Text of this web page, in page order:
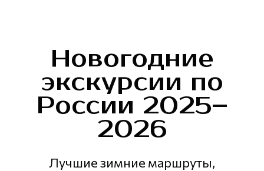
Новогодние
экскурсии по
России 2025–
2026
Лучшие зимние маршруты,